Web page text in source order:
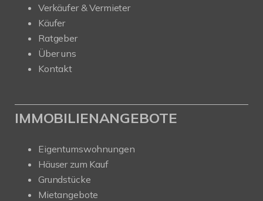
Verkäufer & Vermieter
Käufer
Ratgeber
Über uns
Kontakt
IMMOBILIENANGEBOTE
Eigentumswohnungen
Häuser zum Kauf
Grundstücke
Mietangebote